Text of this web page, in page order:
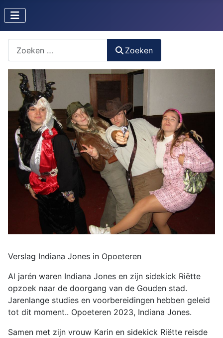
Zoeken
Verslag Indiana Jones in Opoeteren
Al jarén waren Indiana Jones en zijn sidekick Riëtte
opzoek naar de doorgang van de Gouden stad.
Jarenlange studies en voorbereidingen hebben geleid
tot dit moment.. Opoeteren 2023, Indiana Jones.
Samen met zijn vrouw Karin en sidekick Riëtte reisde